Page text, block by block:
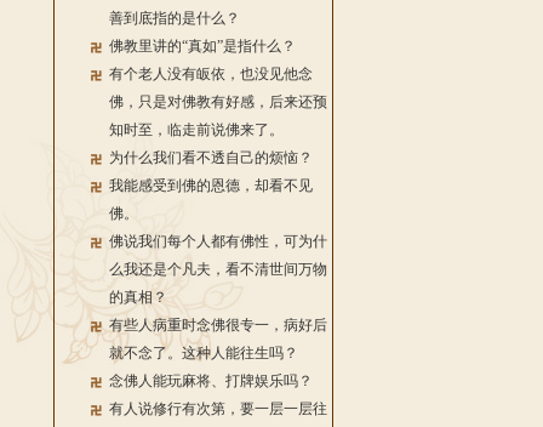
善到底指的是什么？
佛教里讲的“真如”是指什么？
有个老人没有皈依，也没见他念
佛，只是对佛教有好感，后来还预
知时至，临走前说佛来了。
为什么我们看不透自己的烦恼？
我能感受到佛的恩德，却看不见
佛。
佛说我们每个人都有佛性，可为什
么我还是个凡夫，看不清世间万物
的真相？
有些人病重时念佛很专一，病好后
就不念了。这种人能往生吗？
念佛人能玩麻将、打牌娱乐吗？
有人说修行有次第，要一层一层往